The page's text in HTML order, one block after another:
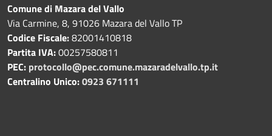
Comune di Mazara del Vallo
Via Carmine, 8, 91026 Mazara del Vallo TP
Codice Fiscale:82001410818
Partita IVA:00257580811
PEC: protocollo@pec.comune.mazaradelvallo.tp.it
Centralino Unico:0923 671111